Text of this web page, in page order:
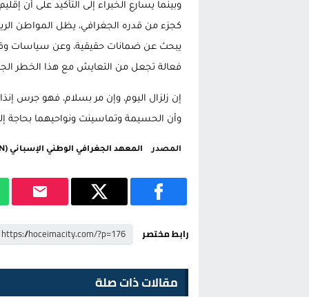
وبينما يسارع الخبراء إلى التأكيد على أن
كجزء من قدره الجغرافي، يظل المواطن
يبحث عن ضمانات حقيقية، وعن سياسات
فعالة تجعل من التعايش مع هذا الخطر
إن زلزال اليوم، وإن مر بسلام، فهو جرس
وأن الحسيمة وتماسينت ونواحيهما بحاجة
المصدر المعهد الجغرافي الوطني الإسباني (IGN)
رابط مختصر
مقالات ذات صلة